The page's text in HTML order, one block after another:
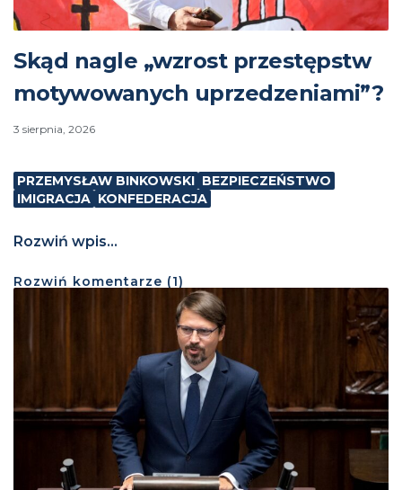
Skąd nagle „wzrost przestępstw
motywowanych uprzedzeniami”?
3 sierpnia, 2026
PRZEMYSŁAW BINKOWSKI BEZPIECZEŃSTWO
IMIGRACJA KONFEDERACJA
Rozwiń wpis...
Rozwiń komentarze (1)